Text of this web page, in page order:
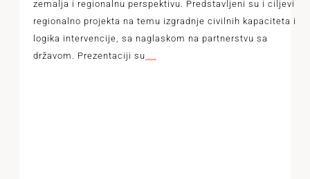
zemalja i regionalnu perspektivu. Predstavljeni su i ciljevi
regionalno projekta na temu izgradnje civilnih kapaciteta i
logika intervencije, sa naglaskom na partnerstvu sa
državom. Prezentaciji su ...